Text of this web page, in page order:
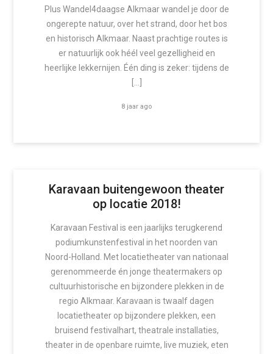
Plus Wandel4daagse Alkmaar wandel je door de
ongerepte natuur, over het strand, door het bos
en historisch Alkmaar. Naast prachtige routes is
er natuurlijk ook héél veel gezelligheid en
heerlijke lekkernijen. Één ding is zeker: tijdens de
8 jaar ago
Karavaan buitengewoon theater
op locatie 2018!
Karavaan Festival is een jaarlijks terugkerend
podiumkunstenfestival in het noorden van
Noord-Holland. Met locatietheater van nationaal
gerenommeerde én jonge theatermakers op
cultuurhistorische en bijzondere plekken in de
regio Alkmaar. Karavaan is twaalf dagen
locatietheater op bijzondere plekken, een
bruisend festivalhart, theatrale installaties,
theater in de openbare ruimte, live muziek, eten